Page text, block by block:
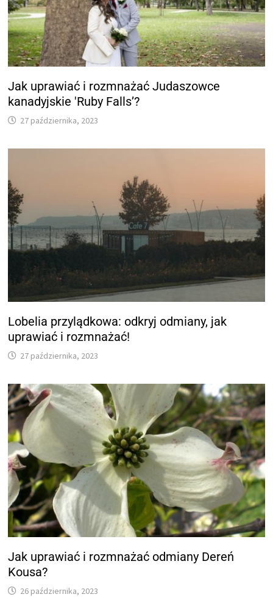
Jak uprawiać i rozmnażać Judaszowce
kanadyjskie 'Ruby Falls’?
27 października, 2023
Lobelia przylądkowa: odkryj odmiany, jak
uprawiać i rozmnażać!
27 października, 2023
Jak uprawiać i rozmnażać odmiany Dereń
Kousa?
26 października, 2023